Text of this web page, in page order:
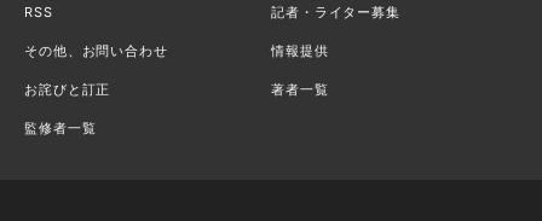
RSS 記者・ライター募集
その他、お問い合わせ 情報提供
お詫びと訂正 著者一覧
監修者一覧